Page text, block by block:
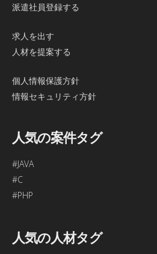
派遣社員登録する
求人を出す
人材を提案する
個人情報保護方針
情報セキュリティ方針
人気の案件タグ
#JAVA
#C
#PHP
人気の人材タグ